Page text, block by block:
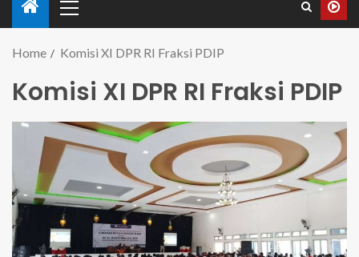
Home Komisi XI DPR RI Fraksi PDIP
Komisi XI DPR RI Fraksi PDIP